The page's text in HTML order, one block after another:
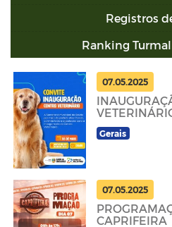
Registros
Ranking
07.05.2025
Gerais
07.05.2025
CAPRIFEIRA